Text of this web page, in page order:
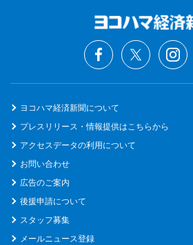
ヨコハマ経済新聞について
プレスリリース・情報提供はこちらから
アクセスデータの利用について
お問い合わせ
広告のご案内
後援申請について
スタッフ募集
メールニュース登録